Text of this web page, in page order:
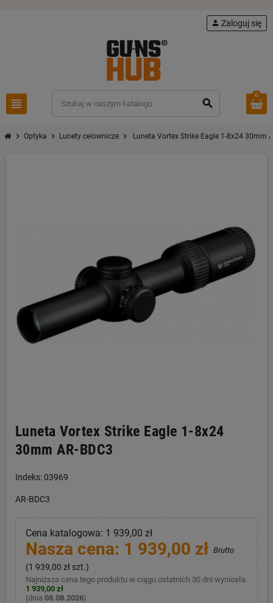
view_headline search
person Zaloguj się
0
chevron_right Optyka chevron_right Lunety celownicze chevron_right Luneta Vortex Strike Eagle 1-8x24 30mm
Luneta Vortex Strike Eagle 1-8x24
30mm AR-BDC3
Indeks: 03969
AR-BDC3
Cena katalogowa: 1 939,00 zł
Nasza cena: 1 939,00 zł Brutto
(1 939,00 zł szt.)
Najniższa cena tego produktu w ciągu ostatnich 30 dni wyniosła
1 939,00 zł
(dnia 08.08.2026)